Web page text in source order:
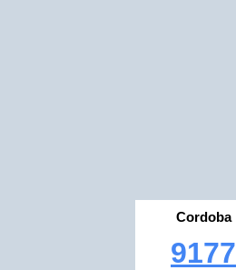
Cordoba
9177